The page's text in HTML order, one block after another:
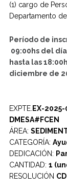
(1) cargo de
Departamento
Período de
09:00hs del día
hasta las
diciembre de
EXPTE. EX-
DMESA#FCEN
ÁREA:
CATEGORÍA:
DEDICACIÓN:
CANTIDAD: 1
RESOLUCIÓN CD